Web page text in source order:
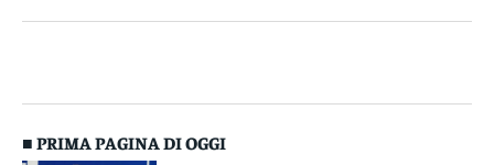
■ PRIMA PAGINA DI OGGI